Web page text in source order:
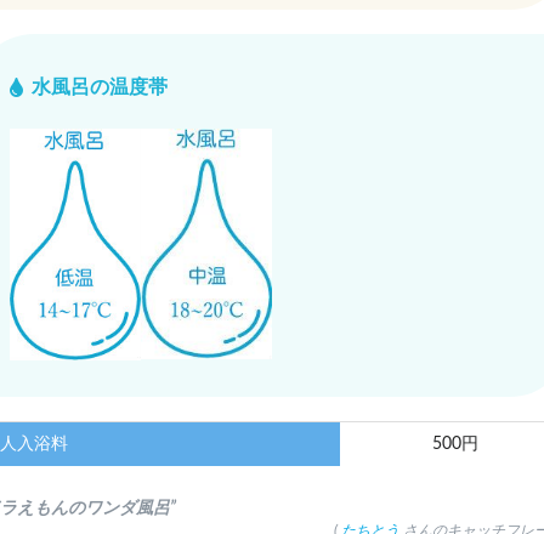
水風呂の温度帯
入浴料 500円
えもんのワンダ風呂”
( たちとう さんのキャッチフレ